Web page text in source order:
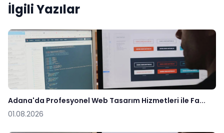
İlgili Yazılar
Adana'da Profesyonel Web Tasarım Hizmetleri ile Fa...
01.08.2026